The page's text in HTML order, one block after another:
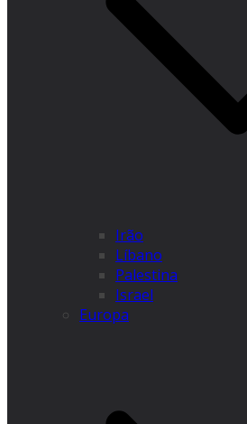
Irão
Líbano
Palestina
Israel
Europa